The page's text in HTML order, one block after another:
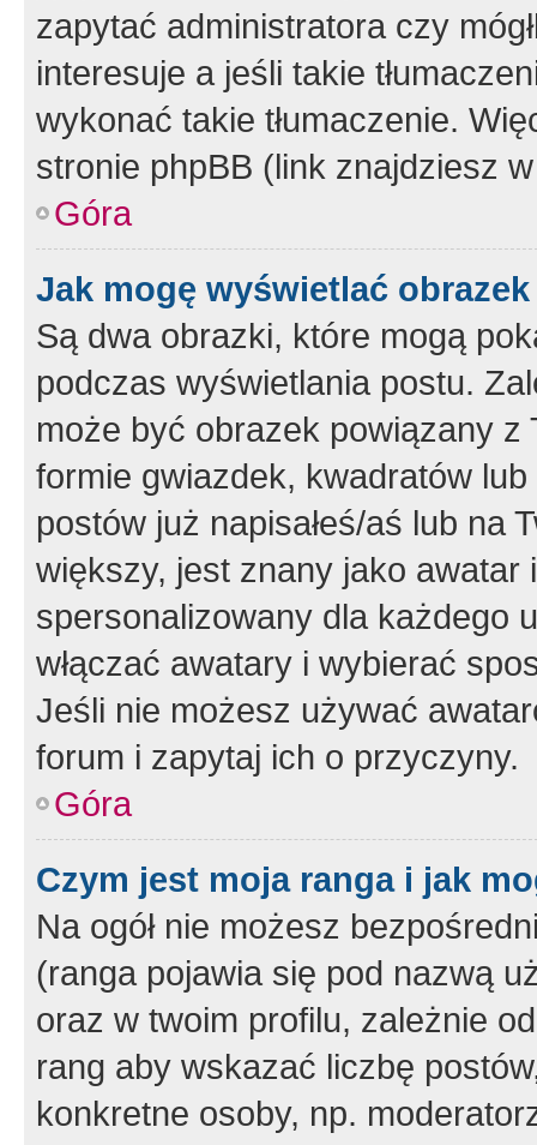
zapytać administratora czy
interesuje a jeśli takie
wykonać takie tłumaczenie.
stronie phpBB (link znajdziesz
Góra
Jak mogę wyświetlać
Są dwa obrazki, które mogą
podczas wyświetlania postu.
może być obrazek powiązany z
formie gwiazdek, kwadratów
postów już napisałeś/aś lub na
większy, jest znany jako
spersonalizowany dla każdego
włączać awatary i wybierać
Jeśli nie możesz używać
forum i zapytaj ich o przyczyny.
Góra
Czym jest moja ranga i jak
Na ogół nie możesz
(ranga pojawia się pod nazwą
oraz w twoim profilu, zależnie
rang aby wskazać liczbę
konkretne osoby, np.